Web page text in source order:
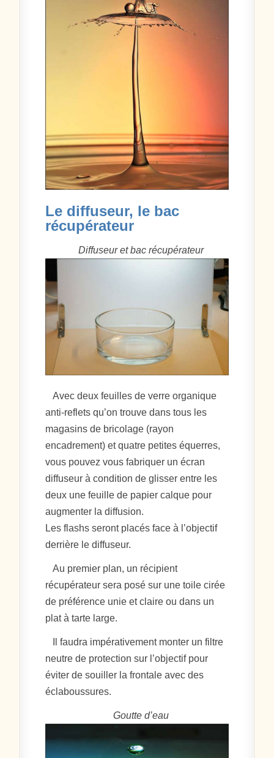
Le diffuseur, le bac
récupérateur
Diffuseur et bac récupérateur
Avec deux feuilles de verre organique
anti-reflets qu’on trouve dans tous les
magasins de bricolage (rayon
encadrement) et quatre petites équerres,
vous pouvez vous fabriquer un écran
diffuseur à condition de glisser entre les
deux une feuille de papier calque pour
augmenter la diffusion.
Les flashs seront placés face à l’objectif
derrière le diffuseur.
Au premier plan, un récipient
récupérateur sera posé sur une toile cirée
de préférence unie et claire ou dans un
plat à tarte large.
Il faudra impérativement monter un filtre
neutre de protection sur l’objectif pour
éviter de souiller la frontale avec des
éclaboussures.
Goutte d’eau